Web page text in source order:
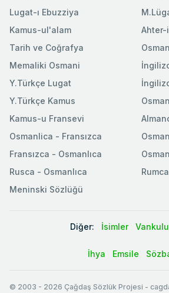
Lugat-ı Ebuzziya
Kamus-ul'alam
Tarih ve Coğrafya
Memaliki Osmani
Y.Türkçe Lugat
Y.Türkçe Kamus
Ahter-
Kamus-u Fransevi
Osmanlica - Fransızca
Fransızca - Osmanlıca
Rusca - Osmanlıca
Meninski Sözlüğü
Diğer: İsimler Vankulu
İhya Emsile
© 2003 - 2026 Çağdaş Sözlük Projesi -